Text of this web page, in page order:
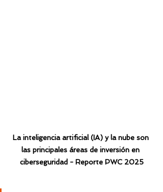
La inteligencia artificial (IA) y la nube son
las principales áreas de inversión en
ciberseguridad - Reporte PWC 2025